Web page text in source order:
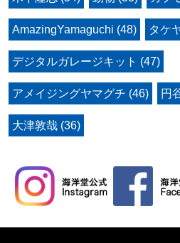
AmazingYamaguchi (48) タケ
デジタルガレージキット (47)
アメイジングヤマグチ (46) 円
大津敦哉 (36)